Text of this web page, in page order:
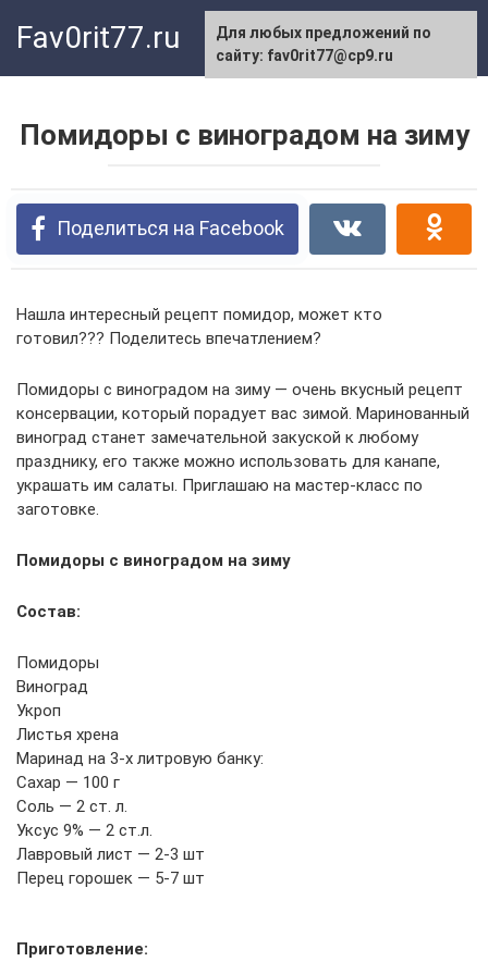
Fav0rit77.ru
Помидоры с виноградом на зиму
Поделиться на Facebook
Нашла интересный рецепт помидор, может кто
готовил??? Поделитесь впечатлением?
Помидоры с виноградом на зиму — очень вкусный рецепт
консервации, который порадует вас зимой. Маринованный
виноград станет замечательной закуской к любому
празднику, его также можно использовать для канапе,
украшать им салаты. Приглашаю на мастер-класс по
заготовке.
Помидоры с виноградом на зиму
Состав:
Помидоры
Виноград
Укроп
Листья хрена
Маринад на 3-х литровую банку:
Сахар — 100 г
Соль — 2 ст. л.
Уксус 9% — 2 ст.л.
Лавровый лист — 2-3 шт
Перец горошек — 5-7 шт
Приготовление:
Для любых предложений по
сайту: fav0rit77@cp9.ru